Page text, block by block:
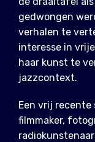
gedwongen
verhalen te
interesse in
haar kunst te
jazzcontext.
Een vrij
filmmaker,
radiokunstenaar